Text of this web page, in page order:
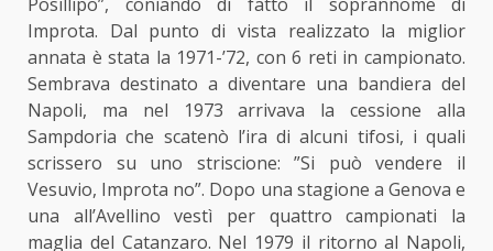
Improta. Dal punto di vista realizzato la miglior
annata è stata la 1971-’72, con 6 reti in campionato.
Sembrava destinato a diventare una bandiera del
Napoli, ma nel 1973 arrivava la cessione alla
Sampdoria che scatenò l’ira di alcuni tifosi, i quali
scrissero su uno striscione: ”Si può vendere il
Vesuvio, Improta no”. Dopo una stagione a Genova e
una all’Avellino vestì per quattro campionati la
maglia del Catanzaro. Nel 1979 il ritorno al Napoli,